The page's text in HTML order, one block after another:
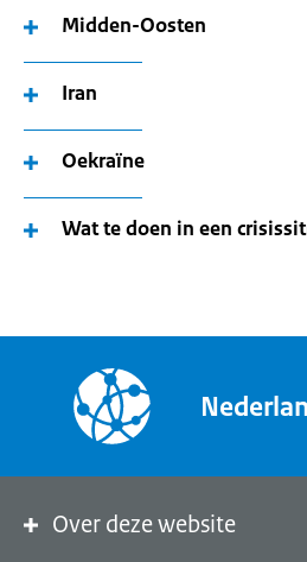
Midden-Oosten
Iran
Oekraïne
Wat te doen in een
Over deze website